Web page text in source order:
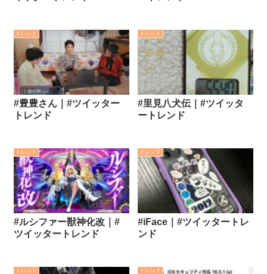
トレンド
#豊豊さん｜#ツイッター
トレンド
トレンド
#里見八犬伝｜#ツイッタ
ートレンド
トレンド
#ルシファー獣神化改｜#
ツイッタートレンド
トレンド
#iFace｜#ツイッタートレ
ンド
トレンド トレンド